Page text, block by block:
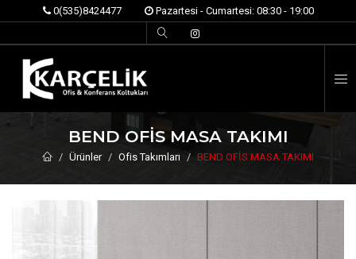
0(535)8424477 Pazartesi - Cumartesi: 08:30 - 19:00
BEND OFİS MASA TAKIMI
Ürünler Ofis Takımları BEND OFİS MASA TAKIMI